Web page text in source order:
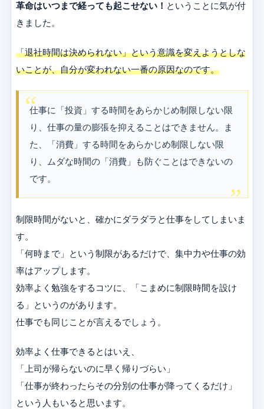
革命はいつまで経っても起こせない！ ということに気が付
きました。
「退社時間は決められない」という意識を変えようとしな
いことが、自分が変われない一番の原因なのです。
仕事に「投資」する時間をあらかじめ制限しない限
り、仕事の量の膨張を抑えることはできません。ま
た、「消費」する時間をあらかじめ制限しない限
り、ムダな時間の「消費」も防ぐことはできないの
です。
制限時間がないと、確かにダラダラと仕事をしてしまいま
す。
「何時まで」という制限があるだけで、集中力や仕事の効
率はアップします。
効率よく勉強をするコツに、「こまめに制限時間を設け
る」というのがあります。
仕事でも同じことが言えるでしょう。
効率よく仕事できるとはいえ、
「上司が帰らないのに早く帰りづらい」
「仕事が終わったらその分別の仕事が降ってくるだけ」
という人もいると思います。